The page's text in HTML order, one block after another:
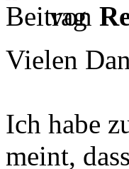
von
Vielen
Ich habe
meint,